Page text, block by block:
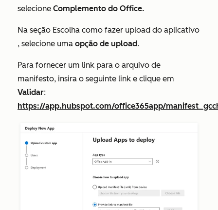
selecione Complemento do Office.
Na seção Escolha como fazer upload do aplicativo
, selecione uma opção de upload.
Para fornecer um link para o arquivo de
manifesto, insira o seguinte link e clique em
Validar:
https://app.hubspot.com/office365app/